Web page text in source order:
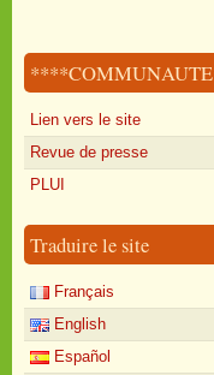
Lien vers le site
Revue de presse
PLUI
Traduire le site
Français
English
Español